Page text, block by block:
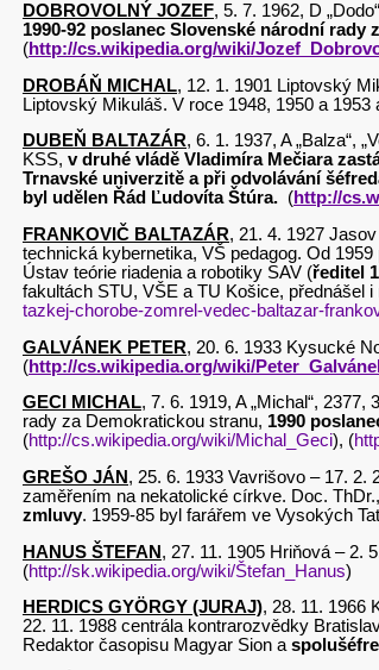
DOBROVOLNÝ JOZEF, 5. 7. 1962, D
1990-92 poslanec Slovenské národní rady
(http://cs.wikipedia.org/wiki/
DROBÁŇ MICHAL, 12. 1. 1901 Liptovský
Liptovský Mikuláš. V roce 1948, 1950 a
DUBEŇ BALTAZÁR, 6. 1. 1937, A „Balza“,
KSS, v druhé vládě Vladimíra Mečiara
Trnavské univerzitě a při odvolávání
byl udělen Řád Ľudovíta Štúra. (http://
FRANKOVIČ BALTAZÁR, 21. 4. 1927
technická kybernetika, VŠ pedagog. Od
Ústav teórie riadenia a robotiky SAV (ředitel
fakultách STU, VŠE a TU
tazkej-chorobe-zomrel-vedec-baltazar-
GALVÁNEK PETER, 20. 6. 1933 Kysucké
(http://cs.wikipedia.org/wiki/
GECI MICHAL, 7. 6. 1919, A „Michal“,
rady za Demokratickou stranu, 1990
(http://cs.wikipedia.org/wiki/Michal_Geci), (
GREŠO JÁN , 25. 6. 1933 Vavrišovo – 17. 2.
zaměřením na nekatolické církve. Doc.
zmluvy. 1959-85 byl farářem ve Vysokých
HANUS ŠTEFAN, 27. 11. 1905 Hriňová – 2.
(http://sk.wikipedia.org/wiki/Štefan_Hanus)
HERDICS GYÖRGY (JURAJ), 28. 11. 1966
22. 11. 1988 centrála kontrarozvědky
Redaktor časopisu Magyar Sion a